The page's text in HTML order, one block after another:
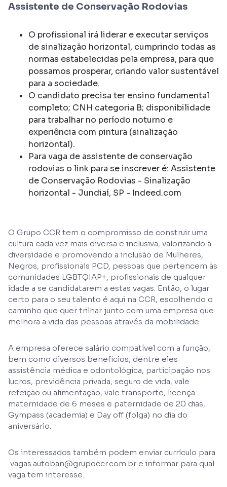
Assistente de Conservação Rodovias
O profissional irá liderar e executar serviços
de sinalização horizontal, cumprindo todas as
normas estabelecidas pela empresa, para que
possamos prosperar, criando valor sustentável
para a sociedade.
O candidato precisa ter ensino fundamental
completo; CNH categoria B; disponibilidade
para trabalhar no período noturno e
experiência com pintura (sinalização
horizontal).
Para vaga de assistente de conservação
rodovias o link para se inscrever é: Assistente
de Conservação Rodovias - Sinalização
horizontal - Jundiaí, SP - Indeed.com
O Grupo CCR tem o compromisso de construir uma
cultura cada vez mais diversa e inclusiva, valorizando a
diversidade e promovendo a inclusão de Mulheres,
Negros, profissionais PCD, pessoas que pertencem às
comunidades LGBTQIAP+, profissionais de qualquer
idade a se candidatarem a estas vagas. Então, o lugar
certo para o seu talento é aqui na CCR, escolhendo o
caminho que quer trilhar junto com uma empresa que
melhora a vida das pessoas através da mobilidade.
A empresa oferece salário compatível com a função,
bem como diversos benefícios, dentre eles
assistência médica e odontológica, participação nos
lucros, previdência privada, seguro de vida, vale
refeição ou alimentação, vale transporte, licença
maternidade de 6 meses e paternidade de 20 dias,
Gympass (academia) e Day off (folga) no dia do
aniversário.
Os interessados também podem enviar currículo para
vagas.autoban@grupoccr.com.br e informar para qual
vaga tem interesse.